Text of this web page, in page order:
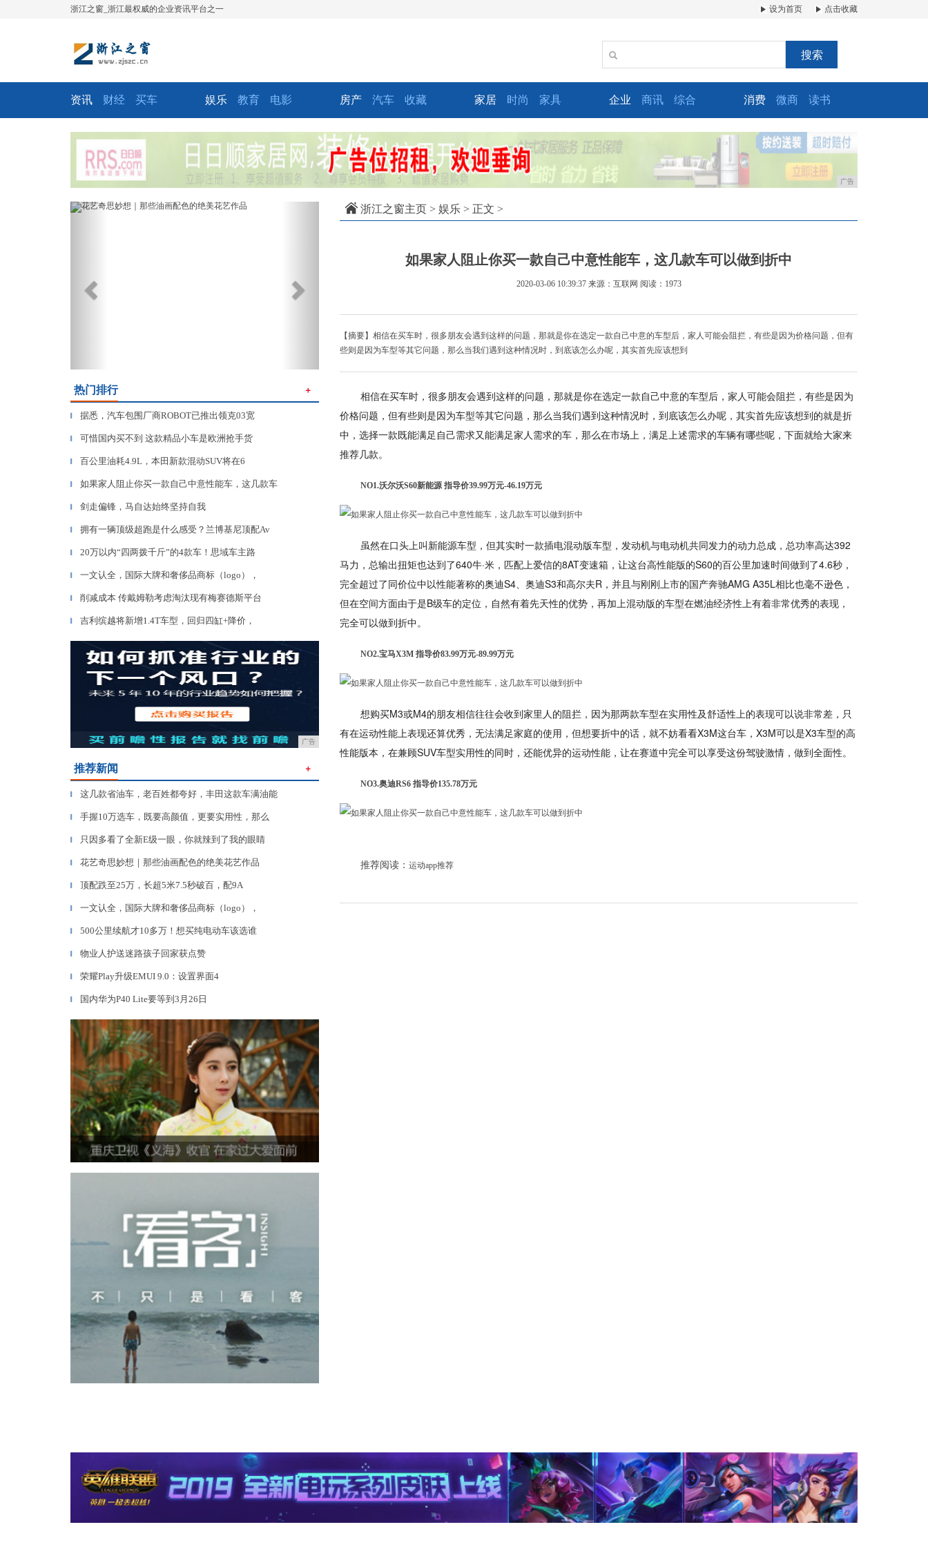
浙江之窗_浙江最权威的企业资讯平台之一 设为首页 点击收藏
搜索
资讯 财经 买车 娱乐 教育 电影 房产 汽车 收藏 家居 时尚 家具 企业 商讯 综合 消费 微商 读书
广告
Previous
热门排行 ＋
▎ 据悉，汽车包围厂商ROBOT已推出领克03宽
▎ 可惜国内买不到 这款精品小车是欧洲抢手货
▎ 百公里油耗4.9L，本田新款混动SUV将在6
▎ 如果家人阻止你买一款自己中意性能车，这几款车
▎ 剑走偏锋，马自达始终坚持自我
▎ 拥有一辆顶级超跑是什么感受？兰博基尼顶配Av
▎ 20万以内“四两拨千斤”的4款车！思域车主路
▎ 一文认全，国际大牌和奢侈品商标（logo），
▎ 削减成本 传戴姆勒考虑淘汰现有梅赛德斯平台
▎ 吉利缤越将新增1.4T车型，回归四缸+降价，
广告
推荐新闻 ＋
▎ 这几款省油车，老百姓都夸好，丰田这款车满油能
▎ 手握10万选车，既要高颜值，更要实用性，那么
▎ 只因多看了全新E级一眼，你就辣到了我的眼睛
▎ 花艺奇思妙想｜那些油画配色的绝美花艺作品
▎ 顶配跌至25万，长超5米7.5秒破百，配9A
▎ 一文认全，国际大牌和奢侈品商标（logo），
▎ 500公里续航才10多万！想买纯电动车该选谁
▎ 物业人护送迷路孩子回家获点赞
▎ 荣耀Play升级EMUI 9.0：设置界面4
▎ 国内华为P40 Lite要等到3月26日
浙江之窗主页 > 娱乐 > 正文 >
如果家人阻止你买一款自己中意性能车，这几款车可以做到折中
2020-03-06 10:39:37 来源：互联网 阅读：1973
【摘要】相信在买车时，很多朋友会遇到这样的问题，那就是你在选定一款自己中意的车型后，家人可能会阻拦，有些是因为价格问题，但有
些则是因为车型等其它问题，那么当我们遇到这种情况时，到底该怎么办呢，其实首先应该想到
相信在买车时，很多朋友会遇到这样的问题，那就是你在选定一款自己中意的车型后，家人可能会阻拦，有些是因为
价格问题，但有些则是因为车型等其它问题，那么当我们遇到这种情况时，到底该怎么办呢，其实首先应该想到的就是折
中，选择一款既能满足自己需求又能满足家人需求的车，那么在市场上，满足上述需求的车辆有哪些呢，下面就给大家来
推荐几款。
NO1.沃尔沃S60新能源 指导价39.99万元-46.19万元
虽然在口头上叫新能源车型，但其实时一款插电混动版车型，发动机与电动机共同发力的动力总成，总功率高达392
马力，总输出扭矩也达到了640牛·米，匹配上爱信的8AT变速箱，让这台高性能版的S60的百公里加速时间做到了4.6秒，
完全超过了同价位中以性能著称的奥迪S4、奥迪S3和高尔夫R，并且与刚刚上市的国产奔驰AMG A35L相比也毫不逊色，
但在空间方面由于是B级车的定位，自然有着先天性的优势，再加上混动版的车型在燃油经济性上有着非常优秀的表现，
完全可以做到折中。
NO2.宝马X3M 指导价83.99万元-89.99万元
想购买M3或M4的朋友相信往往会收到家里人的阻拦，因为那两款车型在实用性及舒适性上的表现可以说非常差，只
有在运动性能上表现还算优秀，无法满足家庭的使用，但想要折中的话，就不妨看看X3M这台车，X3M可以是X3车型的高
性能版本，在兼顾SUV车型实用性的同时，还能优异的运动性能，让在赛道中完全可以享受这份驾驶激情，做到全面性。
NO3.奥迪RS6 指导价135.78万元
推荐阅读： 运动app推荐